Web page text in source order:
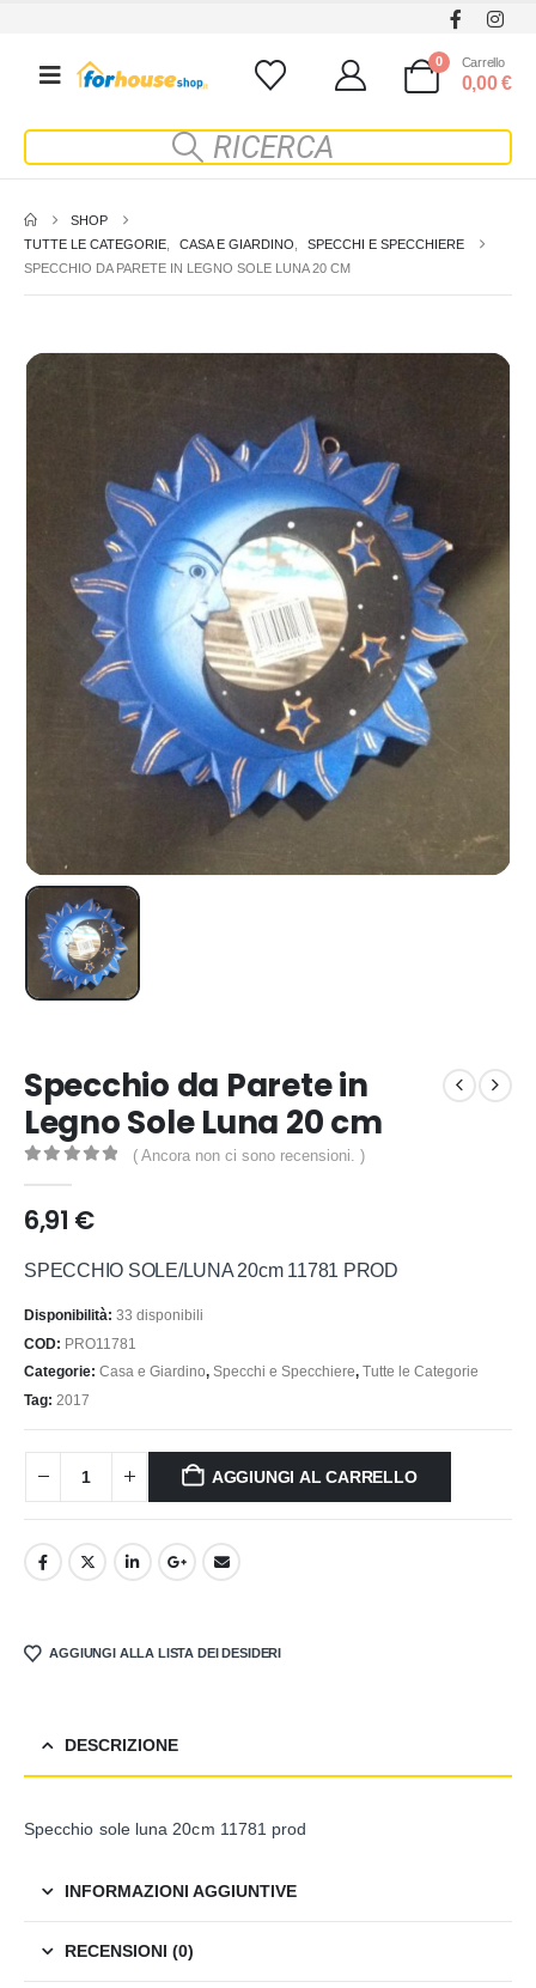
0 Carrello
0,00€
SHOP
TUTTE LE CATEGORIE
CASA E GIARDINO
SPECCHI E SPECCHIERE
SPECCHIO DA PARETE IN LEGNO SOLE LUNA 20 CM
Specchio da Parete in
Legno Sole Luna 20 cm
( Ancora non ci sono recensioni. )
6,91 €
SPECCHIO SOLE/LUNA 20cm 11781 PROD
Disponibilità: 33 disponibili
COD: PRO11781
Categorie: Casa e Giardino, Specchi e Specchiere, Tutte le Categorie
Tag: 2017
AGGIUNGI AL CARRELLO
AGGIUNGI ALLA LISTA DEI DESIDERI
DESCRIZIONE
Specchio sole luna 20cm 11781 prod
INFORMAZIONI AGGIUNTIVE
RECENSIONI (0)